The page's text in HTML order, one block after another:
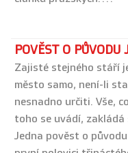
POVĚST O PŮVODU
Zajisté stejného stáří
město samo, není-li
nesnadno určiti. Vše,
toho se uvádí, zakládá
Jedna pověst o